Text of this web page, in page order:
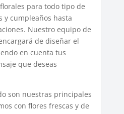
para todo tipo de
y cumpleaños hasta
Nuestro equipo de
de diseñar el
en cuenta tus
que deseas
son nuestras principales
con flores frescas y de